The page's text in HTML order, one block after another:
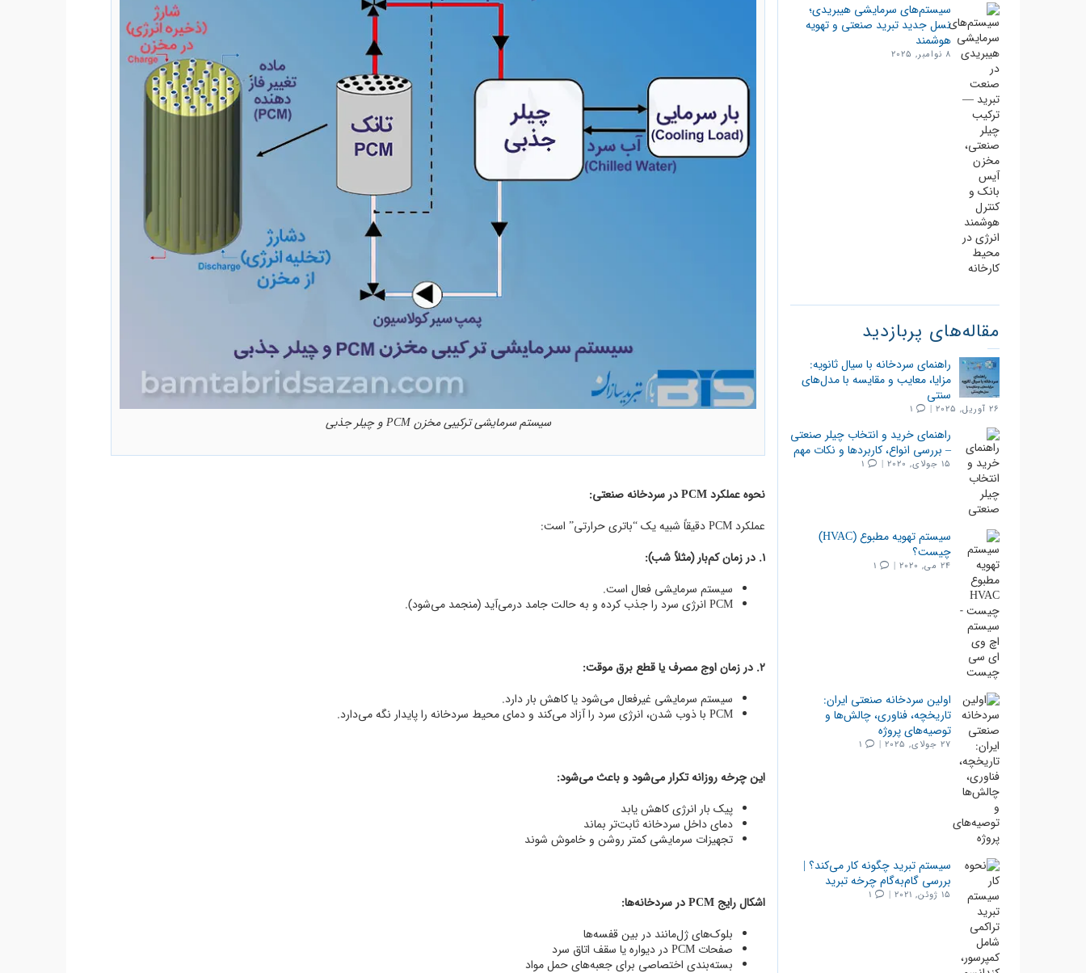
سیستم سرمایشی ترکیبی مخزن PCM و چیلر جذبی
نحوه عملکرد PCM در سردخانه صنعتی:
عملکرد PCM دقیقاً شبیه یک “باتری حرارتی” است:
1. در زمان کم‌بار (مثلاً شب):
سیستم سرمایشی فعال است.
PCM انرژی سرد را جذب کرده و به حالت جامد درمی‌آید (منجمد می‌شود).
2. در زمان اوج مصرف یا قطع برق موقت:
سیستم سرمایشی غیرفعال می‌شود یا کاهش بار دارد.
PCM با ذوب شدن، انرژی سرد را آزاد می‌کند و دمای محیط سردخانه را پایدار نگه می‌دارد.
این چرخه روزانه تکرار می‌شود و باعث می‌شود:
پیک بار انرژی کاهش یابد
دمای داخل سردخانه ثابت‌تر بماند
تجهیزات سرمایشی کمتر روشن و خاموش شوند
اشکال رایج PCM در سردخانه‌ها:
بلوک‌های ژل‌مانند در بین قفسه‌ها
صفحات PCM در دیواره یا سقف اتاق سرد
بسته‌بندی اختصاصی برای جعبه‌های حمل مواد
سیستم‌های سرمایشی هیبریدی؛
نسل جدید تبرید صنعتی و تهویه
هوشمند
8 نوامبر, 2025
مقاله‌های پربازدید
راهنمای سردخانه با سیال ثانویه:
مزایا، معایب و مقایسه با مدل‌های
سنتی
26 آوریل, 2025 | 1
راهنمای خرید و انتخاب چیلر صنعتی
– بررسی انواع، کاربردها و نکات مهم
15 جولای, 2020 | 1
سیستم تهویه مطبوع (HVAC)
چیست؟
24 می, 2020 | 1
اولین سردخانه صنعتی ایران:
تاریخچه، فناوری، چالش‌ها و
توصیه‌های پروژه
27 جولای, 2025 | 1
سیستم تبرید چگونه کار می‌کند؟ |
بررسی گام‌به‌گام چرخه تبرید
15 ژوئن, 2021 | 1